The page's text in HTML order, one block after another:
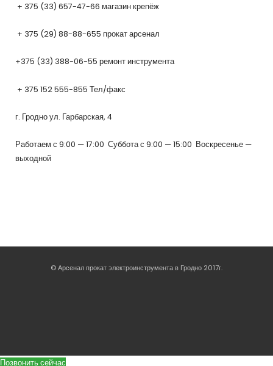
+ 375 (33) 657-47-66 магазин крепёж
+ 375 (29) 88-88-655 прокат арсенал
+375 (33) 388-06-55 ремонт инструмента
+ 375 152 555-855 Тел/факс
г. Гродно ул. Гарбарская, 4
Работаем с 9:00 — 17:00 Суббота с 9:00 — 15:00 Воскресенье —
выходной
© Арсенал прокат электроинструмента в Гродно 2017г.
Позвонить сейчас